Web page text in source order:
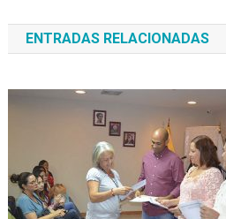
de
entradas
ENTRADAS RELACIONADAS